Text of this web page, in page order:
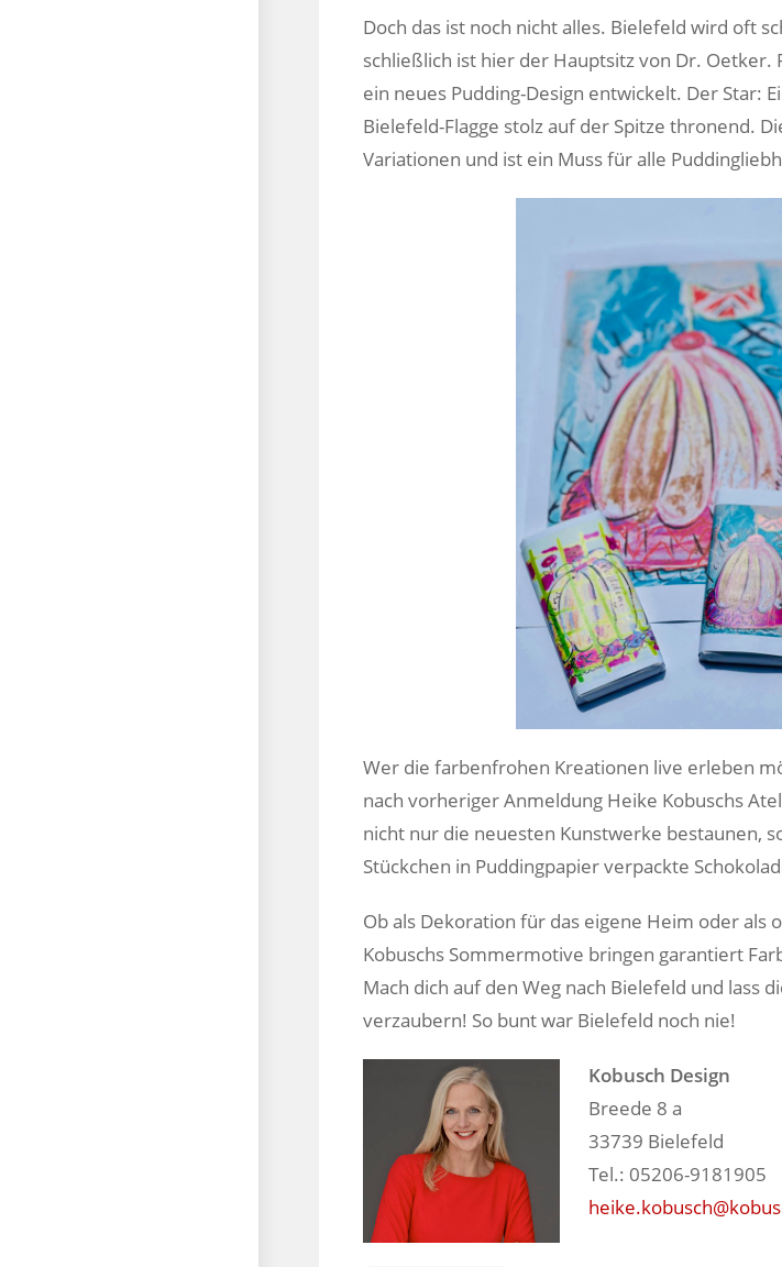
Doch das ist noch nicht alles. Bielefeld wird oft
schließlich ist hier der Hauptsitz von Dr. Oetker.
ein neues Pudding-Design entwickelt. Der Star:
Bielefeld-Flagge stolz auf der Spitze thronend.
Variationen und ist ein Muss für alle
Wer die farbenfrohen Kreationen live erleben
nach vorheriger Anmeldung Heike Kobuschs
nicht nur die neuesten Kunstwerke bestaunen,
Stückchen in Puddingpapier verpackte
Ob als Dekoration für das eigene Heim oder als
Kobuschs Sommermotive bringen garantiert
Mach dich auf den Weg nach Bielefeld und lass
verzaubern! So bunt war Bielefeld noch nie!
Kobusch Design
Breede 8 a
33739 Bielefeld
Tel.: 05206-9181905